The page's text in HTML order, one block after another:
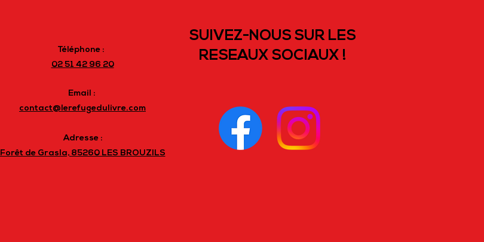
Téléphone :
02 51 42 96 20
Email :
contact@lerefugedulivre.com
Adresse :
Forêt de Grasla, 85260 LES BROUZILS
SUIVEZ-NOUS SUR LES
RESEAUX SOCIAUX !